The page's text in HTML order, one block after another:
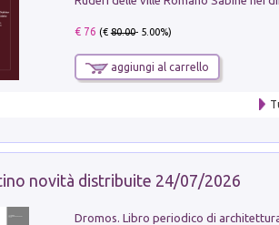
€ 76 (€80.00- 5.00%)
aggiungi al carrello
novità distribuite 24/07/2026